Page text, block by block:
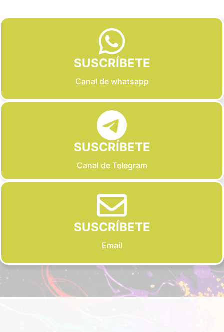
SUSCRÍBETE
Canal de whatsapp
SUSCRÍBETE
Canal de Telegram
SUSCRÍBETE
Email